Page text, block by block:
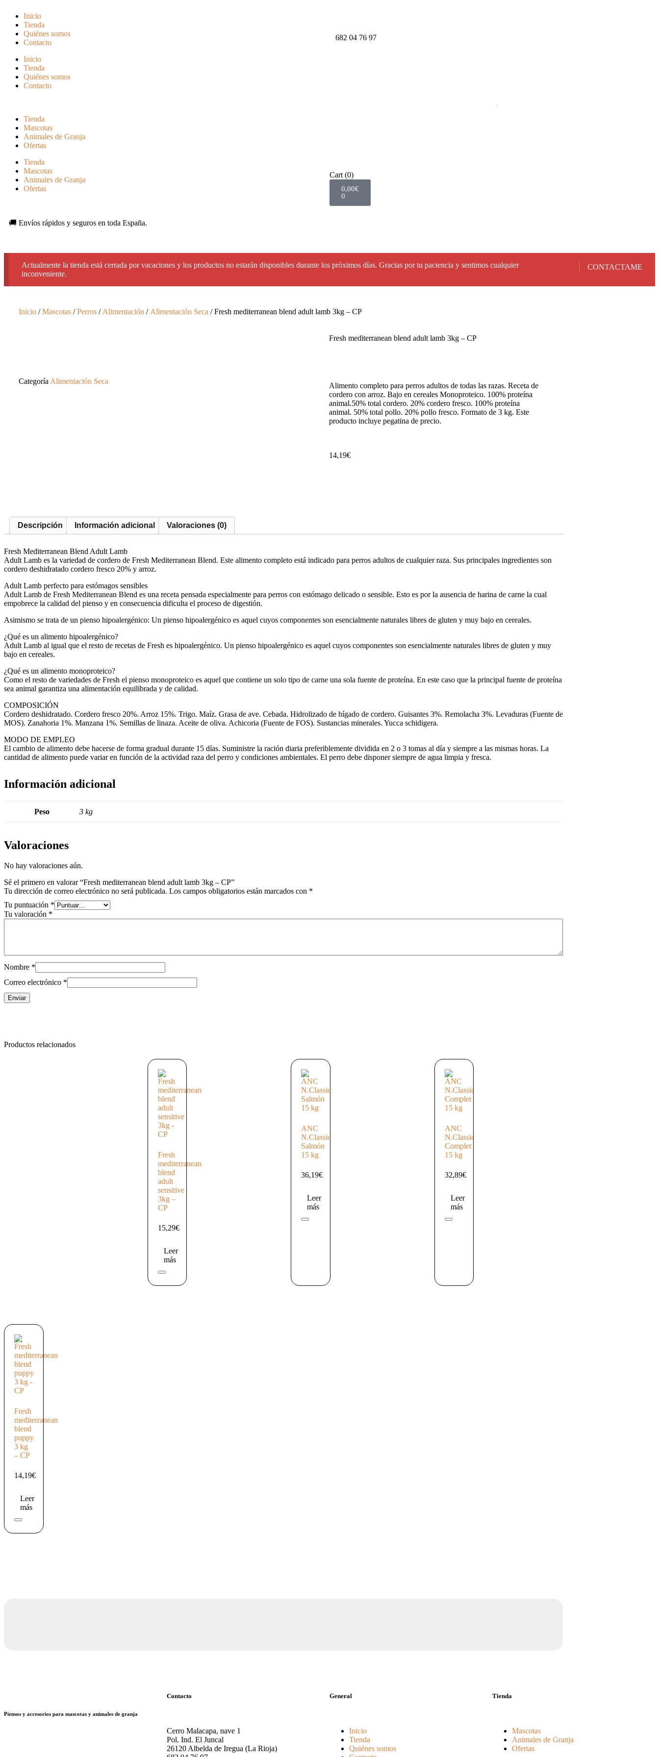
Inicio
Tienda
Quiénes somos
Contacto
Inicio
Tienda
Quiénes somos
Contacto
682 04 76 97
Tienda
Mascotas
Animales de Granja
Ofertas
Tienda
Mascotas
Animales de Granja
Ofertas
Cart (0)
0,00€
0
🚚 Envíos rápidos y seguros en toda España.
CONTACTAME
Actualmente la tienda está cerrada por vacaciones y los productos no estarán disponibles durante los próximos días. Gracias por tu paciencia y sentimos cualquier
inconveniente.
Inicio /Mascotas /Perros / Alimentación / Alimentación Seca / Fresh mediterranean blend adult lamb 3kg – CP
Categoría Alimentación Seca
Fresh mediterranean blend adult lamb 3kg – CP
Alimento completo para perros adultos de todas las razas. Receta de
cordero con arroz. Bajo en cereales Monoproteico. 100% proteína
animal.50% total cordero. 20% cordero fresco. 100% proteína
animal. 50% total pollo. 20% pollo fresco. Formato de 3 kg. Este
producto incluye pegatina de precio.
14,19€
Descripción Información adicional Valoraciones (0)
Fresh Mediterranean Blend Adult Lamb
Adult Lamb es la variedad de cordero de Fresh Mediterranean Blend. Este alimento completo está indicado para perros adultos de cualquier raza. Sus principales ingredientes son
cordero deshidratado cordero fresco 20% y arroz.
Adult Lamb perfecto para estómagos sensibles
Adult Lamb de Fresh Mediterranean Blend es una receta pensada especialmente para perros con estómago delicado o sensible. Esto es por la ausencia de harina de carne la cual
empobrece la calidad del pienso y en consecuencia dificulta el proceso de digestión.
Asimismo se trata de un pienso hipoalergénico: Un pienso hipoalergénico es aquel cuyos componentes son esencialmente naturales libres de gluten y muy bajo en cereales.
¿Qué es un alimento hipoalergénico?
Adult Lamb al igual que el resto de recetas de Fresh es hipoalergénico. Un pienso hipoalergénico es aquel cuyos componentes son esencialmente naturales libres de gluten y muy
bajo en cereales.
¿Qué es un alimento monoproteico?
Como el resto de variedades de Fresh el pienso monoproteico es aquel que contiene un solo tipo de carne una sola fuente de proteína. En este caso que la principal fuente de proteína
sea animal garantiza una alimentación equilibrada y de calidad.
COMPOSICIÓN
Cordero deshidratado. Cordero fresco 20%. Arroz 15%. Trigo. Maíz. Grasa de ave. Cebada. Hidrolizado de hígado de cordero. Guisantes 3%. Remolacha 3%. Levaduras (Fuente de
MOS). Zanahoria 1%. Manzana 1%. Semillas de linaza. Aceite de oliva. Achicoria (Fuente de FOS). Sustancias minerales. Yucca schidigera.
MODO DE EMPLEO
El cambio de alimento debe hacerse de forma gradual durante 15 días. Suministre la ración diaria preferiblemente dividida en 2 o 3 tomas al día y siempre a las mismas horas. La
cantidad de alimento puede variar en función de la actividad raza del perro y condiciones ambientales. El perro debe disponer siempre de agua limpia y fresca.
Información adicional
Peso 3 kg
Valoraciones
No hay valoraciones aún.
Sé el primero en valorar “Fresh mediterranean blend adult lamb 3kg – CP”
Tu dirección de correo electrónico no será publicada. Los campos obligatorios están marcados con *
Tu puntuación *
Tu valoración *
Nombre *
Correo electrónico *
Productos relacionados
Fresh
mediterranean
blend
adult
sensitive
3kg –
CP
15,29€
Leer
más
ANC
N.Classic
Salmón
15 kg
36,19€
Leer
más
ANC
N.Classic
Complet
15 kg
32,89€
Leer
más
Fresh
mediterranean
blend
puppy
3 kg
– CP
14,19€
Leer
más
Piensos y accesorios para mascotas y animales de granja
Contacto
Cerro Malacapa, nave 1
Pol. Ind. El Juncal
26120 Albelda de Iregua (La Rioja)
General
Inicio
Tienda
Quiénes somos
Tienda
Mascotas
Animales de Granja
Ofertas